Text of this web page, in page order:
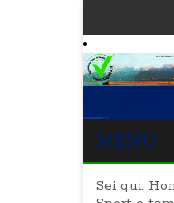
MENU
Sei qui: